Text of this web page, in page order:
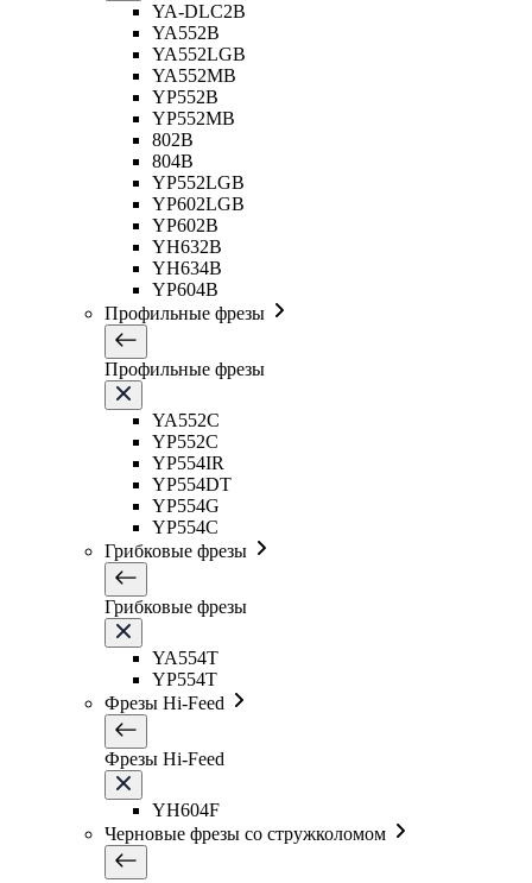
YA-DLC2B
YA552B
YA552LGB
YA552MB
YP552B
YP552MB
802B
804B
YP552LGB
YP602LGB
YP602B
YH632B
YH634B
YP604B
Профильные фрезы
Профильные фрезы
YA552C
YP552C
YP554IR
YP554DT
YP554G
YP554C
Грибковые фрезы
Грибковые фрезы
YA554T
YP554T
Фрезы Hi-Feed
Фрезы Hi-Feed
YH604F
Черновые фрезы со стружколомом